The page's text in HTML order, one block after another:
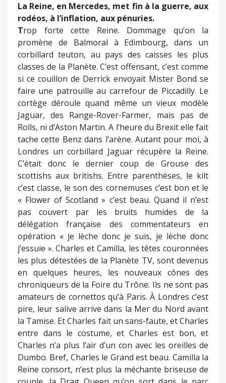
La Reine, en Mercedes, met fin à la guerre, aux
rodéos, à l’inflation, aux pénuries.
Trop forte cette Reine. Dommage qu’on la
promène de Balmoral à Edimbourg, dans un
corbillard teuton, au pays des caisses les plus
classes de la Planète. C’est offensant, c’est comme
si ce couillon de Derrick envoyait Mister Bond se
faire une patrouille au carrefour de Piccadilly. Le
cortège déroule quand même un vieux modèle
Jaguar, des Range-Rover-Farmer, mais pas de
Rolls, ni d’Aston Martin. A l’heure du Brexit elle fait
tache cette Benz dans l’arène. Autant pour moi, à
Londres un corbillard Jaguar récupère la Reine.
C’était donc le dernier coup de Grouse des
scottishs aux britishs. Entre parenthèses, le kilt
c’est classe, le son des cornemuses c’est bon et le
« Flower of Scotland » c’est beau. Quand il n’est
pas couvert par les bruits humides de la
délégation française des commentateurs en
opération « je lèche donc je suis, je lèche donc
j’essuie ». Charles et Camilla, les têtes couronnées
les plus détestées de la Planète TV, sont devenus
en quelques heures, les nouveaux cônes des
chroniqueurs de la Foire du Trône. Ils ne sont pas
amateurs de cornettos qu’à Paris. À Londres c’est
pire, leur salive arrive dans la Mer du Nord avant
la Tamise. Et Charles fait un sans-faute, et Charles
entre dans le costume, et Charles est bon, et
Charles n’a plus l’air d’un con avec les oreilles de
Dumbo. Bref, Charles le Grand est beau. Camilla la
Reine consort, n’est plus la méchante briseuse de